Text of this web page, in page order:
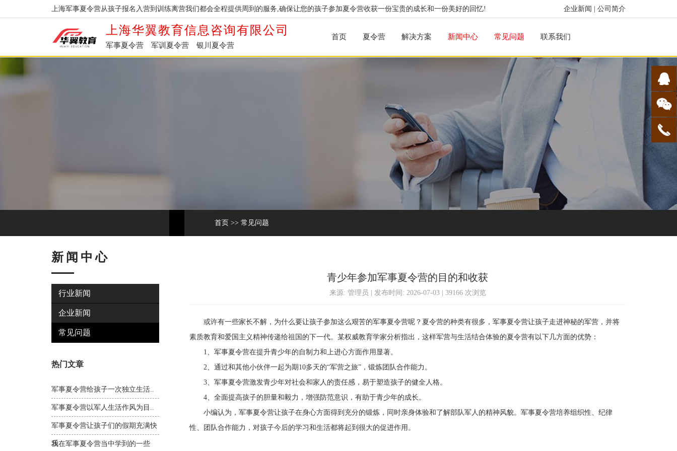
企业新闻 公司简介
上海军事夏令营从孩子报名入营到训练离营我们都会全程提供周到的服务,确保让您的孩子参加夏令营收获一份宝贵的成长和一份美好的回忆!
上海华翼教育信息咨询有限公司
军事夏令营 军训夏令营 银川夏令营
首页 夏令营 解决方案 新闻中心 常见问题 联系我们
首页 >> 常见问题
新闻中心
行业新闻
企业新闻
常见问题
热门文章
军事夏令营给孩子一次独立生活..
军事夏令营以军人生活作风为目..
军事夏令营让孩子们的假期充满快
乐
我在军事夏令营当中学到的一些
青少年参加军事夏令营的目的和收获
来源: 管理员 | 发布时间: 2026-07-03 | 39166 次浏览
或许有一些家长不解，为什么要让孩子参加这么艰苦的军事夏令营呢？夏令营的种类有很多，军事夏令营让孩子走进神秘的军营，并将
素质教育和爱国主义精神传递给祖国的下一代。某权威教育学家分析指出，这样军营与生活结合体验的夏令营有以下几方面的优势：
1、军事夏令营在提升青少年的自制力和上进心方面作用显著。
2、通过和其他小伙伴一起为期10多天的“军营之旅”，锻炼团队合作能力。
3、军事夏令营激发青少年对社会和家人的责任感，易于塑造孩子的健全人格。
4、全面提高孩子的胆量和毅力，增强防范意识，有助于青少年的成长。
小编认为，军事夏令营让孩子在身心方面得到充分的锻炼，同时亲身体验和了解部队军人的精神风貌。军事夏令营培养组织性、纪律
性、团队合作能力，对孩子今后的学习和生活都将起到很大的促进作用。